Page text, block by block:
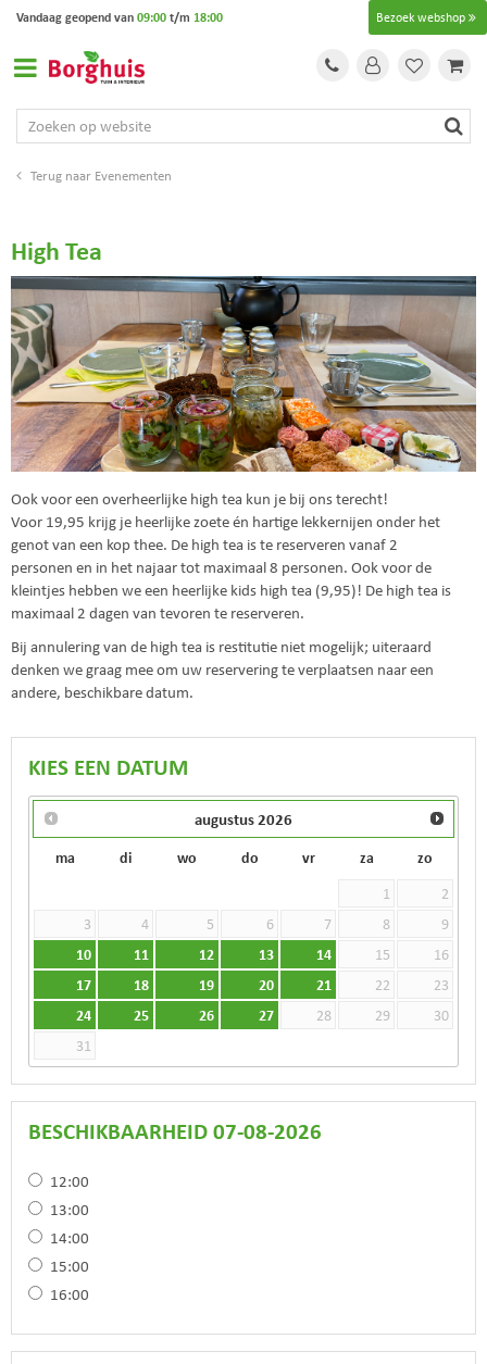
Evenementen
Bezoek webshop
Vandaag geopend van09:00t/m 18:00
High Tea
Ook voor een overheerlijke high tea kun je bij ons terecht!
Voor 19,95 krijg je heerlijke zoete én hartige lekkernijen onder het
genot van een kop thee. De high tea is te reserveren vanaf 2
personen en in het najaar tot maximaal 8 personen. Ook voor de
kleintjes hebben we een heerlijke kids high tea (9,95)! De high tea is
maximaal 2 dagen van tevoren te reserveren.
Bij annulering van de high tea is restitutie niet mogelijk; uiteraard
denken we graag mee om uw reservering te verplaatsen naar een
andere, beschikbare datum.
KIES EEN DATUM
augustus2026
ma di wo do vr za
zo
1
2
3
4 5 6 7 8
9
10
11 12 13 14 15
16
17
18 19 20 21 22
23
24
25 26 27 28 29
30
31
BESCHIKBAARHEID 07-08-2026
12:00
13:00
14:00
15:00
16:00